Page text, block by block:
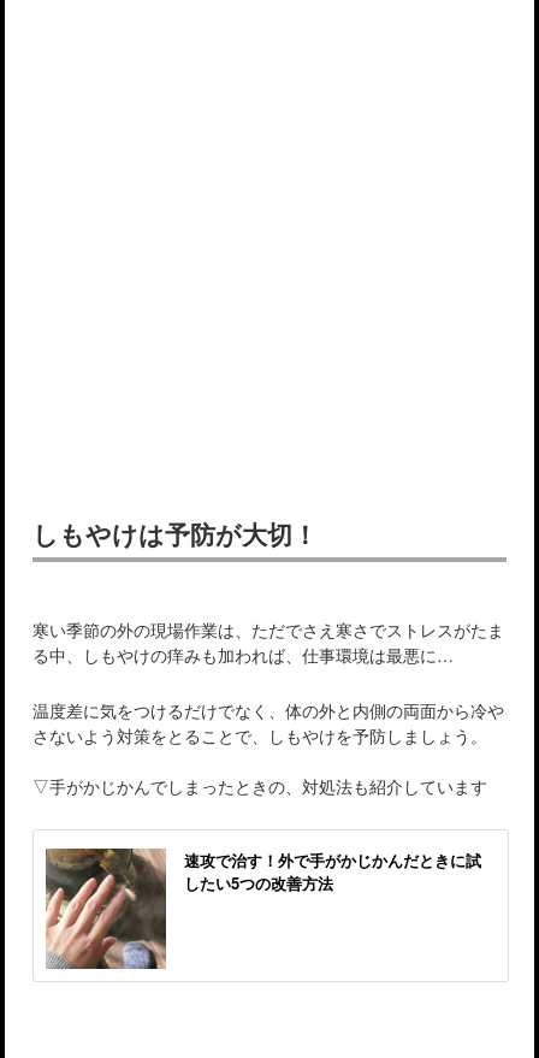
しもやけは予防が大切！
寒い季節の外の現場作業は、ただでさえ寒さでストレスがたま
る中、しもやけの痒みも加われば、仕事環境は最悪に…
温度差に気をつけるだけでなく、体の外と内側の両面から冷や
さないよう対策をとることで、しもやけを予防しましょう。
▽手がかじかんでしまったときの、対処法も紹介しています
速攻で治す！外で手がかじかんだときに試
したい5つの改善方法